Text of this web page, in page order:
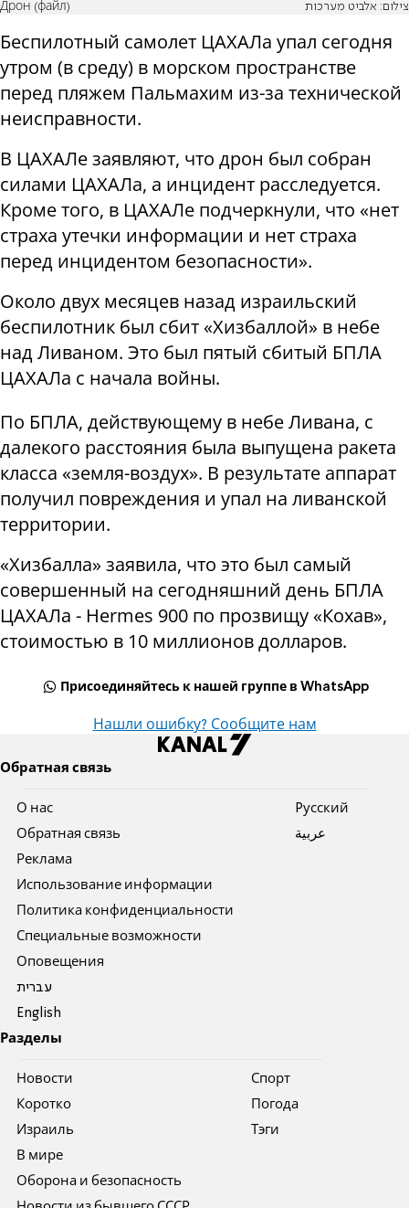
Дрон (файл) צילום: אלביט מערכות
Беспилотный самолет ЦАХАЛа упал сегодня
утром (в среду) в морском пространстве
перед пляжем Пальмахим из-за технической
неисправности.
В ЦАХАЛе заявляют, что дрон был собран
силами ЦАХАЛа, а инцидент расследуется.
Кроме того, в ЦАХАЛе подчеркнули, что «нет
страха утечки информации и нет страха
перед инцидентом безопасности».
Около двух месяцев назад израильский
беспилотник был сбит «Хизбаллой» в небе
над Ливаном. Это был пятый сбитый БПЛА
ЦАХАЛа с начала войны.
По БПЛА, действующему в небе Ливана, с
далекого расстояния была выпущена ракета
класса «земля-воздух». В результате аппарат
получил повреждения и упал на ливанской
территории.
«Хизбалла» заявила, что это был самый
совершенный на сегодняшний день БПЛА
ЦАХАЛа - Hermes 900 по прозвищу «Кохав»,
стоимостью в 10 миллионов долларов.
Присоединяйтесь к нашей группе в WhatsApp
Нашли ошибку? Сообщите нам
Обратная связь
О нас
Обратная связь
Реклама
Использование информации
Политика конфиденциальности
Специальные возможности
Оповещения
עברית
English
Pусский
عربية
Разделы
Новости
Коротко
Израиль
В мире
Оборона и безопасность
Спорт
Погода
Тэги